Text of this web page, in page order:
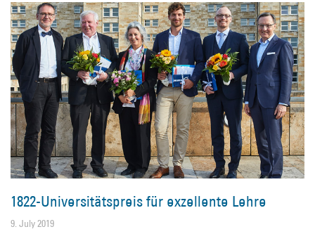
1822-Universitätspreis für exzellente Lehre
9. July 2019